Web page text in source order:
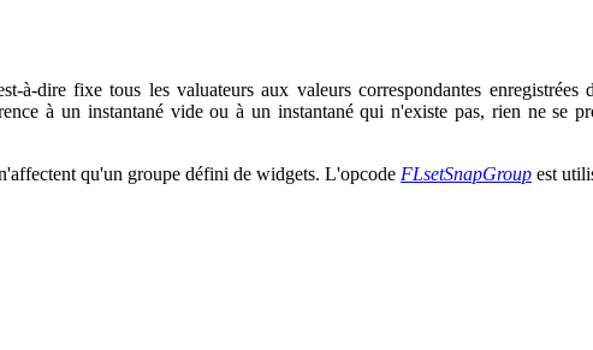
à-dire fixe tous les valuateurs aux valeurs correspondantes enregistrées
à un instantané vide ou à un instantané qui n'existe pas, rien ne se
qu'un groupe défini de widgets. L'opcode FLsetSnapGroup est